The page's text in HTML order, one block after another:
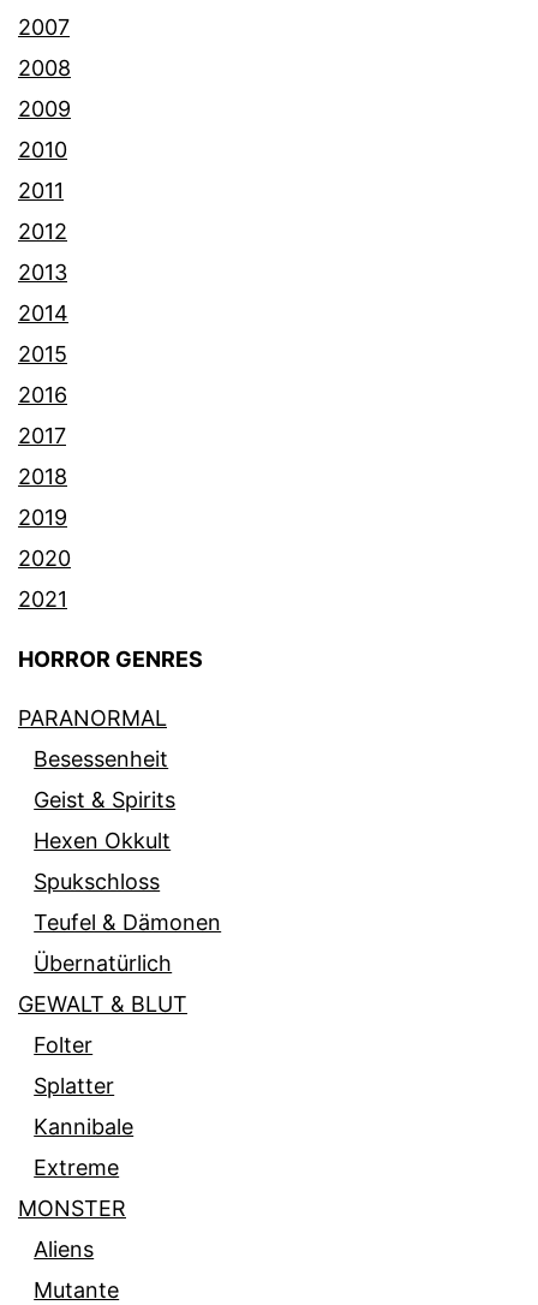
2007
2008
2009
2010
2011
2012
2013
2014
2015
2016
2017
2018
2019
2020
2021
HORROR GENRES
PARANORMAL
Besessenheit
Geist & Spirits
Hexen Okkult
Spukschloss
Teufel & Dämonen
Übernatürlich
GEWALT & BLUT
Folter
Splatter
Kannibale
Extreme
MONSTER
Aliens
Mutante